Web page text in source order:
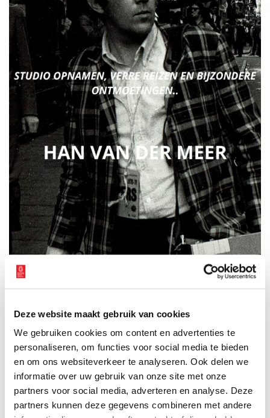
Deze website maakt gebruik van cookies
We gebruiken cookies om content en advertenties te
personaliseren, om functies voor social media te bieden
en om ons websiteverkeer te analyseren. Ook delen we
informatie over uw gebruik van onze site met onze
partners voor social media, adverteren en analyse. Deze
partners kunnen deze gegevens combineren met andere
Omslag ‘Eén grote ver van mijn bed show’. Beeld: Uitgeverij Doornwater.
Over de auteur
Han van der Meer (1939) begon zijn journalistieke loopbaan bij
de Volkskrant en groeide uit tot een van de bekendste gezichten
van de Nederlandse televisie. Hij werkte decennialang als
journalist, programmamaker en presentator en richtte later zijn
eigen productiebedrijf op.